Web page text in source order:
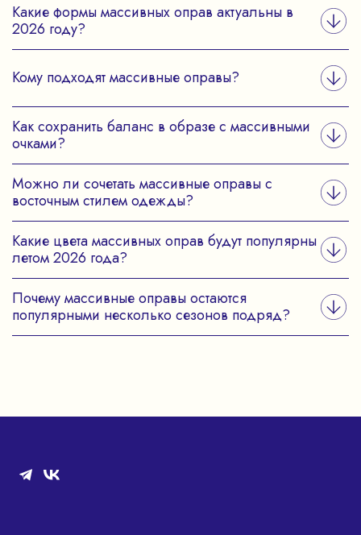
Какие формы массивных оправ актуальны в
2026 году?
Кому подходят массивные оправы?
Как сохранить баланс в образе с массивными
очками?
Можно ли сочетать массивные оправы с
восточным стилем одежды?
Какие цвета массивных оправ будут популярны
летом 2026 года?
Почему массивные оправы остаются
популярными несколько сезонов подряд?